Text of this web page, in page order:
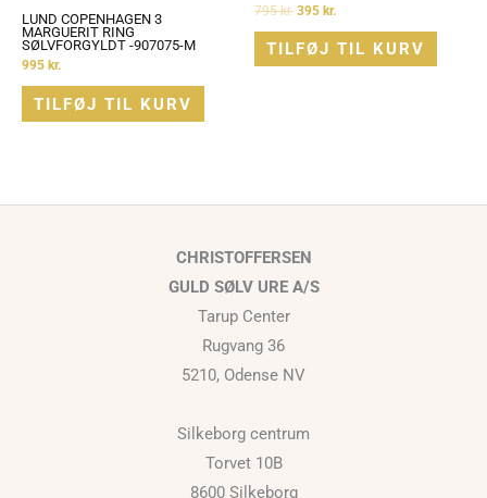
LUND COPENHAGEN 3
MARGUERIT RING
SØLVFORGYLDT -907075-M
995 kr.
TILFØJ TIL KURV
795kr. 395 kr.
TILFØJ TIL KURV
CHRISTOFFERSEN
GULD SØLV URE A/S
Tarup Center
Rugvang 36
5210, Odense NV
Silkeborg centrum
Torvet 10B
8600 Silkeborg